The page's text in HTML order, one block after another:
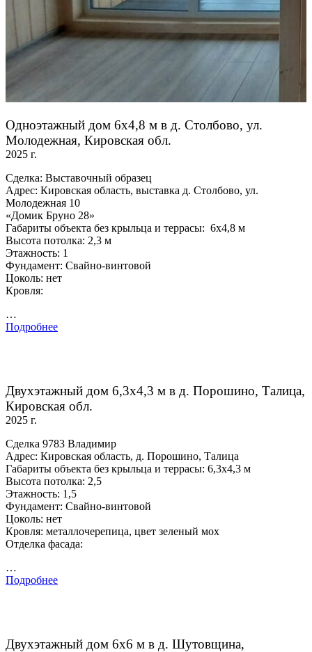
Одноэтажный дом 6х4,8 м в д. Столбово, ул.
Молодежная, Кировская обл.
2025 г.
Сделка: Выставочный образец
Адрес: Кировская область, выставка д. Столбово, ул.
Молодежная 10
«Домик Бруно 28»
Габариты объекта без крыльца и террасы: 6х4,8 м
Высота потолка: 2,3 м
Этажность: 1
Фундамент: Свайно-винтовой
Цоколь: нет
Кровля:
…
Подробнее
Двухэтажный дом 6,3х4,3 м в д. Порошино, Талица,
Кировская обл.
2025 г.
Сделка 9783 Владимир
Адрес: Кировская область, д. Порошино, Талица
Габариты объекта без крыльца и террасы: 6,3х4,3 м
Высота потолка: 2,5
Этажность: 1,5
Фундамент: Свайно-винтовой
Цоколь: нет
Кровля: металлочерепица, цвет зеленый мох
Отделка фасада:
…
Подробнее
Двухэтажный дом 6х6 м в д. Шутовщина,